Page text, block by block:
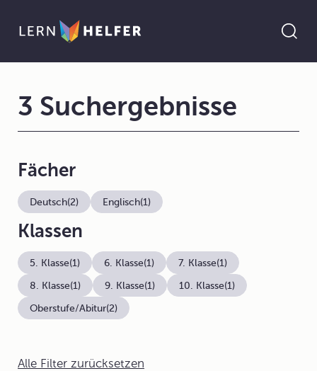
Alle Filter zurücksetzen
3 Suchergebnisse
Fächer
Deutsch(2) Englisch(1)
Klassen
5. Klasse(1) 6. Klasse(1) 7. Klasse(1)
8. Klasse(1) 9. Klasse(1) 10. Klasse(1)
Oberstufe/Abitur(2)